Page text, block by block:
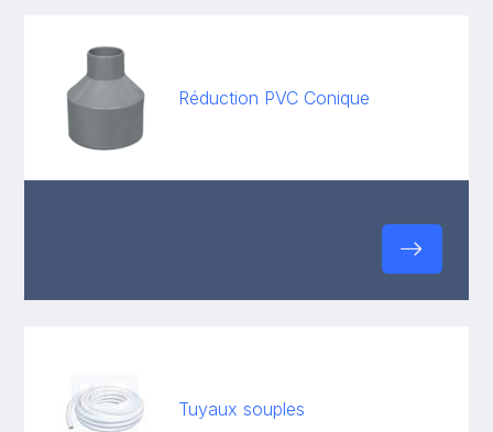
Réduction PVC Conique
Tuyaux souples